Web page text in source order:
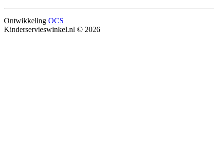
Ontwikkeling OCS
Kinderservieswinkel.nl © 2026